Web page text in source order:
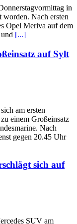
in
worden. Nach ersten
Opel Meriva auf dem
[...]
auf Sylt
am ersten
einem Großeinsatz
Nach
gegen 20.45 Uhr
sich auf
SUV am